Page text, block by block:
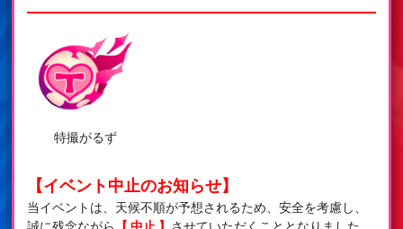
特撮がるず
【イベント中止のお知らせ】
当イベントは、天候不順が予想されるため、安全を考慮し、
誠に残念ながら
【 中止 】 させていただくこととなりました。